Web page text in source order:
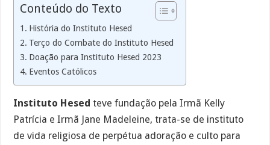
Conteúdo do Texto
História do Instituto Hesed
Terço do Combate do Instituto Hesed
Doação para Instituto Hesed 2023
Eventos Católicos
Instituto Hesed teve fundação pela Irmã Kelly
Patrícia e Irmã Jane Madeleine, trata-se de instituto
de vida religiosa de perpétua adoração e culto para